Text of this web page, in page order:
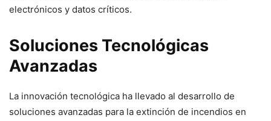
electrónicos y datos críticos.
Soluciones Tecnológicas
Avanzadas
La innovación tecnológica ha llevado al desarrollo de
soluciones avanzadas para la extinción de incendios en